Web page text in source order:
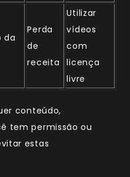
da
Perda
de
receita
Utilizar
vídeos
com
licença
livre
conteúdo,
tem permissão ou
estas